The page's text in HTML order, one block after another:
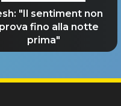
"Il sentiment non
fino alla notte
prima"